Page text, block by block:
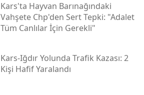
Kars'ta Hayvan Barınağındaki
Vahşete Chp'den Sert Tepki: "adalet
Tüm Canlılar İçin Gerekli"
Kars-Iğdır Yolunda Trafik Kazası: 2
Kişi Hafif Yaralandı